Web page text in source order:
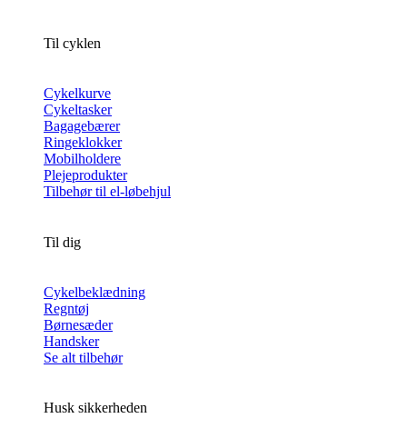
Til cyklen
Cykelkurve
Cykeltasker
Bagagebærer
Ringeklokker
Mobilholdere
Plejeprodukter
Tilbehør til el-løbehjul
Til dig
Cykelbeklædning
Regntøj
Børnesæder
Handsker
Se alt tilbehør
Husk sikkerheden